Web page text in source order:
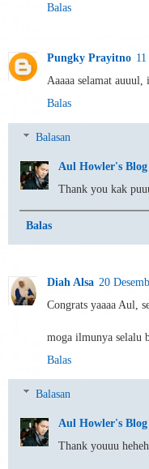
Balas
Pungky Prayitno
Aaaaa selamat auuul,
Balas
Balasan
Aul Howler's Blog
Thank you kak
Balas
Diah Alsa 20
Congrats yaaaa Aul,
moga ilmunya selalu
Balas
Balasan
Aul Howler's Blog
Thank youuu